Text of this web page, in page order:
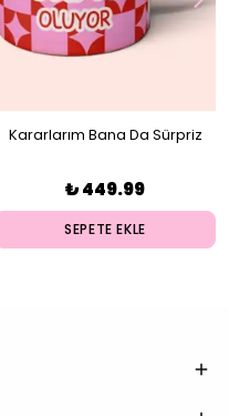
Kararlarım Bana Da Sürpriz
₺ 449.99
SEPETE EKLE